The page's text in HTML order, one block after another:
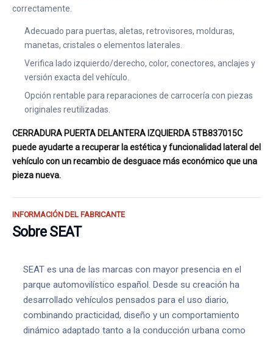
correctamente.
Adecuado para puertas, aletas, retrovisores, molduras,
manetas, cristales o elementos laterales.
Verifica lado izquierdo/derecho, color, conectores, anclajes y
versión exacta del vehículo.
Opción rentable para reparaciones de carrocería con piezas
originales reutilizadas.
CERRADURA PUERTA DELANTERA IZQUIERDA 5TB837015C
puede ayudarte a recuperar la estética y funcionalidad lateral del
vehículo con un recambio de desguace más económico que una
pieza nueva.
INFORMACIÓN DEL FABRICANTE
Sobre SEAT
SEAT es una de las marcas con mayor presencia en el
parque automovilístico español. Desde su creación ha
desarrollado vehículos pensados para el uso diario,
combinando practicidad, diseño y un comportamiento
dinámico adaptado tanto a la conducción urbana como